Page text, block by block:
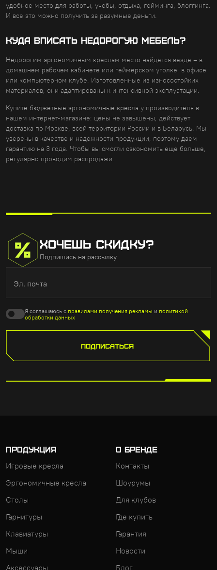
удобное место для работы, учебы, отдыха, гейминга, блоггинга.
И все это можно получить за разумные деньги.
Куда вписать недорогую мебель?
Недорогим эргономичным креслам место найдется везде – в
домашнем рабочем кабинете или геймерском уголке, в офисе
или компьютерном клубе. Изготовленные из износостойких
материалов, они адаптированы к интенсивной эксплуатации.
Купите бюджетные эргономичные кресла у производителя в
нашем интернет-магазине: цены не завышены, действует
доставка по Москве, всей территории России и в Беларусь. Мы
уверены в качестве и надежности продукции, поэтому даем
гарантию на 3 года. Чтобы вы смогли сэкономить еще больше,
регулярно проводим распродажи.
ХОЧЕШЬ СКИДКУ?
Подпишись на рассылку
Эл. почта
Я соглашаюсь с правилами получения рекламы и политикой
обработки данных
ПОДПИСАТЬСЯ
ПРОДУКЦИЯ
Игровые кресла
Эргономичные кресла
Столы
Гарнитуры
Клавиатуры
Мыши
Аксессуары
О БРЕНДЕ
Контакты
Шоурумы
Для клубов
Где купить
Гарантия
Новости
Блог